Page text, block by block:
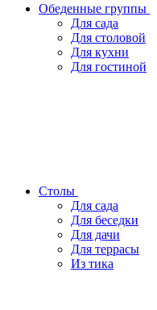
Обеденные группы
Для сада
Для столовой
Для кухни
Для гостиной
Столы
Для сада
Для беседки
Для дачи
Для террасы
Из тика